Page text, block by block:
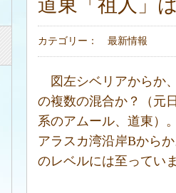
道東「祖人」
カテゴリー： 最新情報
図左シベリアからか
の複数の混合か？（元
系のアムール、道東）
アラスカ湾沿岸Bから
のレベルには至ってい